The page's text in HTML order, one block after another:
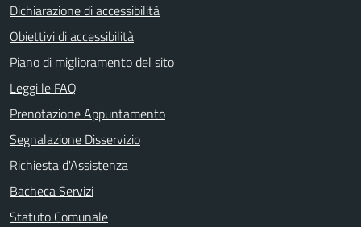
Dichiarazione di accessibilità
Obiettivi di accessibilità
Piano di miglioramento del sito
Leggi le FAQ
Prenotazione Appuntamento
Segnalazione Disservizio
Richiesta d'Assistenza
Bacheca Servizi
Statuto Comunale